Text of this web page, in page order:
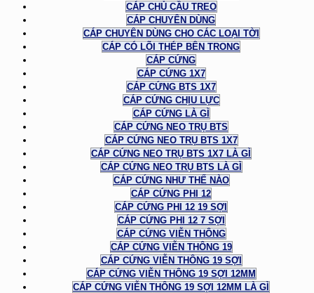
CÁP CHỦ CẦU TREO
CÁP CHUYÊN DÙNG
CÁP CHUYÊN DÙNG CHO CÁC LOẠI TỜI
CÁP CÓ LÕI THÉP BÊN TRONG
CÁP CỨNG
CÁP CỨNG 1X7
CÁP CỨNG BTS 1X7
CÁP CỨNG CHỊU LỰC
CÁP CỨNG LÀ GÌ
CÁP CỨNG NEO TRỤ BTS
CÁP CỨNG NEO TRỤ BTS 1X7
CÁP CỨNG NEO TRỤ BTS 1X7 LÀ GÌ
CÁP CỨNG NEO TRỤ BTS LÀ GÌ
CÁP CỨNG NHƯ THẾ NÀO
CÁP CỨNG PHI 12
CÁP CỨNG PHI 12 19 SỢI
CÁP CỨNG PHI 12 7 SỢI
CÁP CỨNG VIỄN THÔNG
CÁP CỨNG VIỄN THÔNG 19
CÁP CỨNG VIỄN THÔNG 19 SỢI
CÁP CỨNG VIỄN THÔNG 19 SỢI 12MM
CÁP CỨNG VIỄN THÔNG 19 SỢI 12MM LÀ GÌ